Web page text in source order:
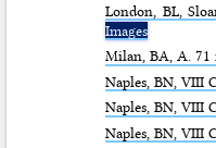
London, BL,
Images
Milan,BA , A.
Naples,BN , VIII
Naples,BN, VIII
Naples,BN , VIII